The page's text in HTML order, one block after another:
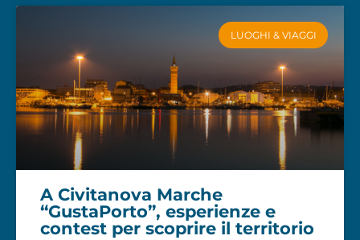
LUOGHI & VIAGGI
A Civitanova Marche
“GustaPorto”, esperienze e
contest per scoprire il territorio